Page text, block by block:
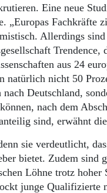
Eine neue
„Europas Fachkräfte
Allerdings
Trendence,
aus 24
natürlich nicht 50
Deutschland,
nach dem
sind, erwähnt
sie verdeutlicht,
bietet. Zudem sind
Löhne trotz hoher
junge Qualifizierte